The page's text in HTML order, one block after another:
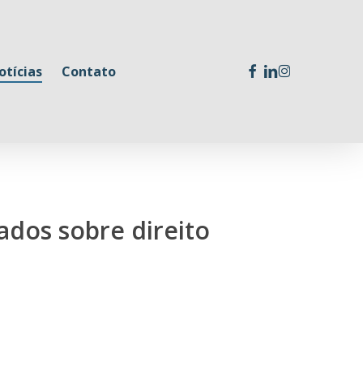
Contato facebook
linkedin
instagram
sobre direito